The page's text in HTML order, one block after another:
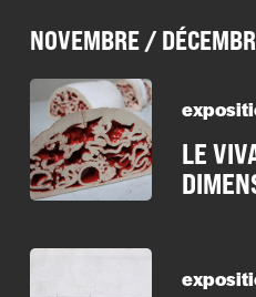
NOVEMBRE /
LE